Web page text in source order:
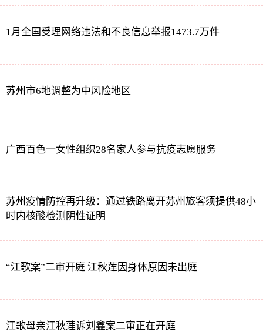
1月全国受理网络违法和不良信息举报1473.7万件
苏州市6地调整为中风险地区
广西百色一女性组织28名家人参与抗疫志愿服务
苏州疫情防控再升级：通过铁路离开苏州旅客须提供48小
时内核酸检测阴性证明
“江歌案”二审开庭 江秋莲因身体原因未出庭
江歌母亲江秋莲诉刘鑫案二审正在开庭